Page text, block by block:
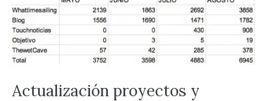
Actualización proyectos y